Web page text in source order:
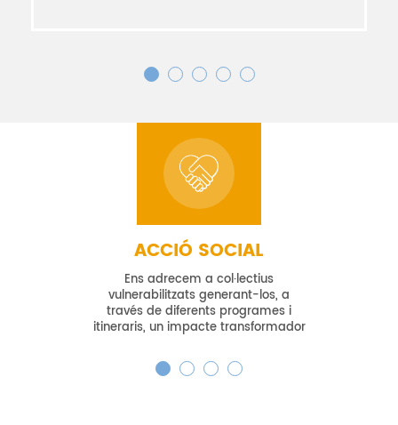
ACCIÓ SOCIAL
Ens adrecem a col·lectius
vulnerabilitzats generant-los, a
través de diferents programes i
itineraris, un impacte transformador